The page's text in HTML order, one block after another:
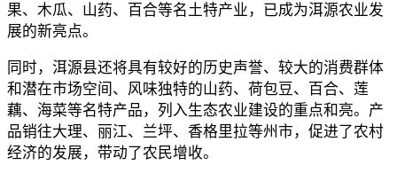
果、木瓜、山药、百合等名土特产业，已成为洱源农业发
展的新亮点。
同时，洱源县还将具有较好的历史声誉、较大的消费群体
和潜在市场空间、风味独特的山药、荷包豆、百合、莲
藕、海菜等名特产品，列入生态农业建设的重点和亮。产
品销往大理、丽江、兰坪、香格里拉等州市，促进了农村
经济的发展，带动了农民增收。